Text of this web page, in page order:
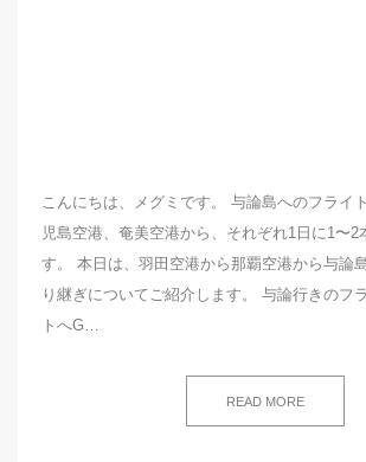
こんにちは、メグミです。 与論島へのフライ
児島空港、奄美空港から、それぞれ1日に1〜2
す。 本日は、羽田空港から那覇空港から与論
り継ぎについてご紹介します。 与論行きのフ
トへG…
READ MORE